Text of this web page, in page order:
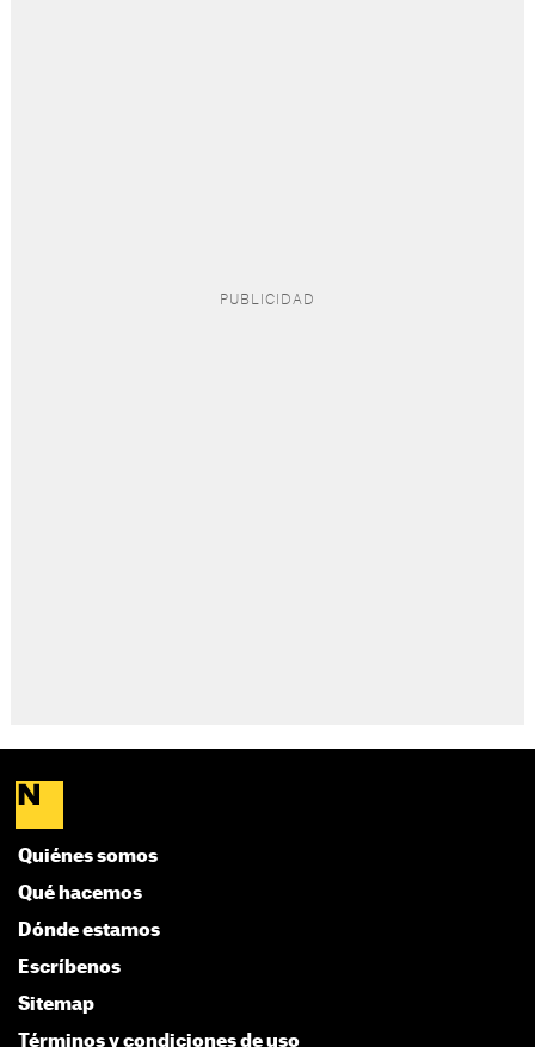
Quiénes somos
Qué hacemos
Dónde estamos
Escríbenos
Sitemap
Términos y condiciones de uso